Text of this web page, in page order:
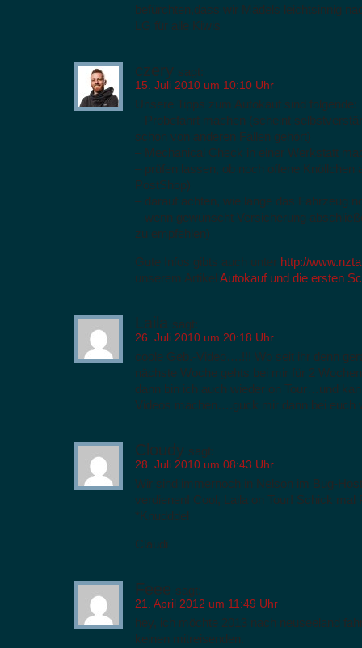
befürchten,dass wir Mädels leichtsinnig
LG für alle Kiwis
czery sagt:
15. Juli 2010 um 10:10 Uhr
Unsere Tipps zum Autokauf sind folgende:
– Probefahrt machen (scheint
schon von anderen Fällen gehört)
– Mechanical Check in einer Werkstatt
– prüfen lassen, ob noch offene Knöllchen
PostShop)
– darauf achten, wie lange das Fahrzeug
– wenn gewünscht Versicherung
zu empfehlen)
Gute Infos gibts auch unter http://
unserem Artikel Autokauf und die ersten
Laila sagt:
26. Juli 2010 um 20:18 Uhr
coole Geb.-Video….!!! Wo seit ihr denn
nächste Woche gehts bei mir für 2
dann bin ich auch wieder on Tour…und
Videos machen….guck mir dann bei euch
Cloudy sagt:
28. Juli 2010 um 08:43 Uhr
Wir sind immernoch in Nelson im Bug-
verdienen! Cool, Laila on Tour! Schick mal
*Knudddel
Claudi
Feee sagt:
21. April 2012 um 11:49 Uhr
hey, ich möchte 2013 nach neuseeland
keinen mitreisenden.